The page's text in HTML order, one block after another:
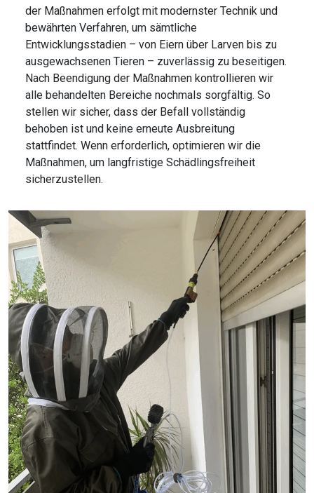
der Maßnahmen erfolgt mit modernster Technik und
bewährten Verfahren, um sämtliche
Entwicklungsstadien – von Eiern über Larven bis zu
ausgewachsenen Tieren – zuverlässig zu beseitigen.
Nach Beendigung der Maßnahmen kontrollieren wir
alle behandelten Bereiche nochmals sorgfältig. So
stellen wir sicher, dass der Befall vollständig
behoben ist und keine erneute Ausbreitung
stattfindet. Wenn erforderlich, optimieren wir die
Maßnahmen, um langfristige Schädlingsfreiheit
sicherzustellen.